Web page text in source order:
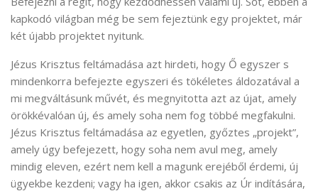
kapkodó világban még be sem fejeztünk egy projektet, már
két újabb projektet nyitunk.
Jézus Krisztus feltámadása azt hirdeti, hogy Ő egyszer s
mindenkorra befejezte egyszeri és tökéletes áldozatával a
mi megváltásunk művét, és megnyitotta azt az újat, amely
örökkévalóan új, és amely soha nem fog többé megfakulni.
Jézus Krisztus feltámadása az egyetlen, győztes „projekt”,
amely úgy befejezett, hogy soha nem avul meg, amely
mindig eleven, ezért nem kell a magunk erejéből érdemi, új
ügyekbe kezdeni; vagy ha igen, akkor csakis az Úr indítására,